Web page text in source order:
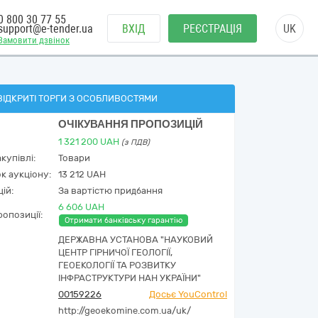
дзвінок
800 30 77 55
tender.ua ВХІД РЕЄСТРАЦІЯ UK
ТОРГИ З ОСОБЛИВОСТЯМИ
ОЧІКУВАННЯ ПРОПОЗИЦІЙ
1 321 200 UAH (з ПДВ)
Товари
аукціону:
13 212 UAH
За вартістю придбання
6 606 UAH
Отримати банківську гарантію
ДЕРЖАВНА УСТАНОВА "НАУКОВИЙ
ЦЕНТР ГІРНИЧОЇ ГЕОЛОГІЇ,
ГЕОЕКОЛОГІЇ ТА РОЗВИТКУ
ІНФРАСТРУКТУРИ НАН УКРАЇНИ"
00159226
Досьє YouControl
http://geoekomine.com.ua/uk/